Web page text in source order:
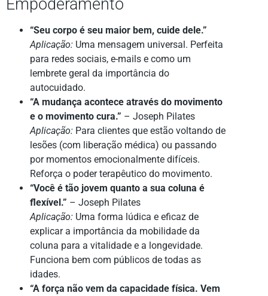
Empoderamento
“Seu corpo é seu maior bem, cuide dele.”
Aplicação: Uma mensagem universal. Perfeita
para redes sociais, e-mails e como um
lembrete geral da importância do
autocuidado.
“A mudança acontece através do movimento
e o movimento cura.” – Joseph Pilates
Aplicação: Para clientes que estão voltando de
lesões (com liberação médica) ou passando
por momentos emocionalmente difíceis.
Reforça o poder terapêutico do movimento.
“Você é tão jovem quanto a sua coluna é
flexível.” – Joseph Pilates
Aplicação: Uma forma lúdica e eficaz de
explicar a importância da mobilidade da
coluna para a vitalidade e a longevidade.
Funciona bem com públicos de todas as
idades.
“A força não vem da capacidade física. Vem